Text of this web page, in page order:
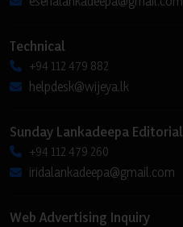
Technical
+94 112 479 882
helpdesk@wijeya.lk
Sunday Lankadeepa Editorial
+94 112 479 260
iridalankadeepa@gmail.com
Web Advertising Inquiry